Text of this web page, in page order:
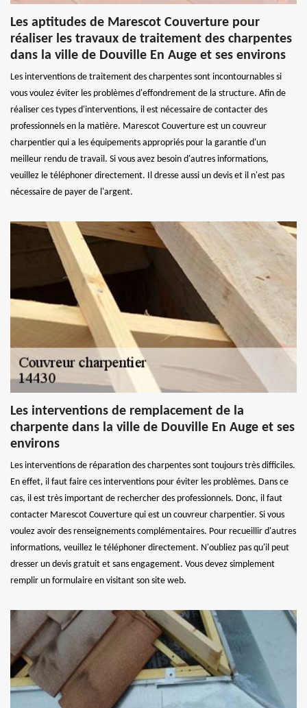
Les aptitudes de Marescot Couverture pour
réaliser les travaux de traitement des charpentes
dans la ville de Douville En Auge et ses environs
Les interventions de traitement des charpentes sont incontournables si
vous voulez éviter les problèmes d'effondrement de la structure. Afin de
réaliser ces types d'interventions, il est nécessaire de contacter des
professionnels en la matière. Marescot Couverture est un couvreur
charpentier qui a les équipements appropriés pour la garantie d'un
meilleur rendu de travail. Si vous avez besoin d'autres informations,
veuillez le téléphoner directement. Il dresse aussi un devis et il n'est pas
nécessaire de payer de l'argent.
Les interventions de remplacement de la
charpente dans la ville de Douville En Auge et ses
environs
Les interventions de réparation des charpentes sont toujours très difficiles.
En effet, il faut faire ces interventions pour éviter les problèmes. Dans ce
cas, il est très important de rechercher des professionnels. Donc, il faut
contacter Marescot Couverture qui est un couvreur charpentier. Si vous
voulez avoir des renseignements complémentaires. Pour recueillir d'autres
informations, veuillez le téléphoner directement. N'oubliez pas qu'il peut
dresser un devis gratuit et sans engagement. Vous devez simplement
remplir un formulaire en visitant son site web.